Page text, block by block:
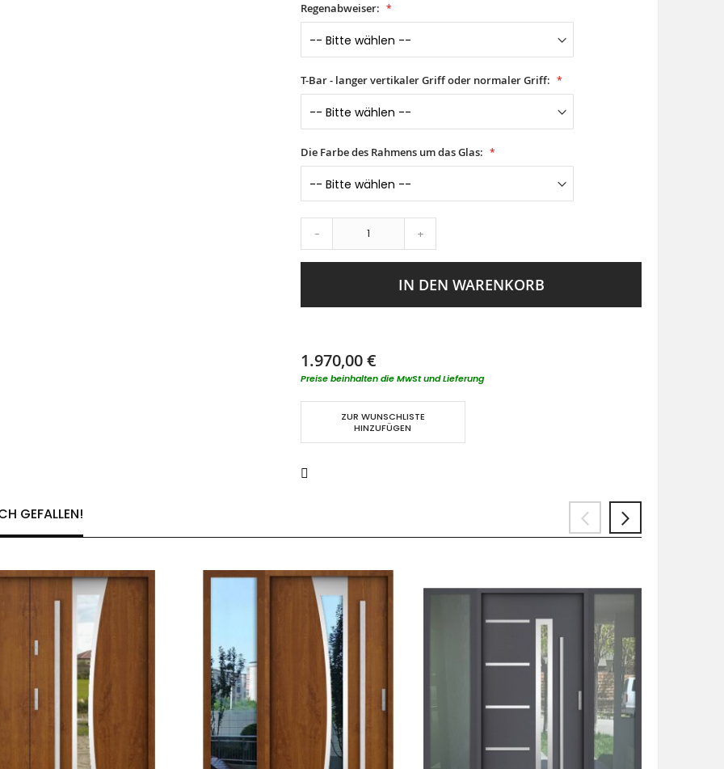
Regenabweiser:
T-Bar - langer vertikaler Griff oder normaler Griff:
Die Farbe des Rahmens um das Glas:
- +
IN DEN WARENKORB
1.970,00 €
Preise beinhalten die MwSt und Lieferung
ZUR WUNSCHLISTE
HINZUFÜGEN
GEFALLEN!